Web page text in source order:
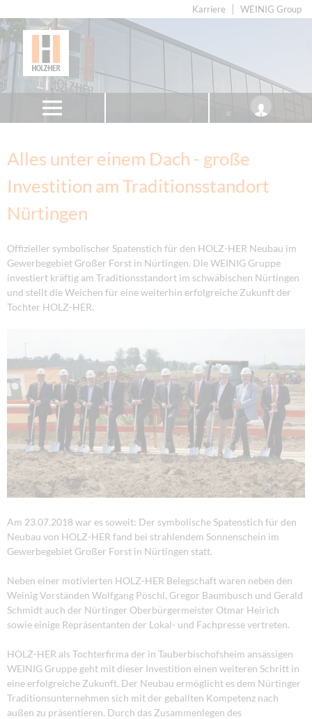
Karriere WEINIG Group
Alles unter einem Dach - große
Investition am Traditionsstandort
Nürtingen
Offizieller symbolischer Spatenstich für den HOLZ-HER Neubau im
Gewerbegebiet Großer Forst in Nürtingen. Die WEINIG Gruppe
investiert kräftig am Traditionsstandort im schwäbischen Nürtingen
und stellt die Weichen für eine weiterhin erfolgreiche Zukunft der
Tochter HOLZ-HER.
Am 23.07.2018 war es soweit: Der symbolische Spatenstich für den
Neubau von HOLZ-HER fand bei strahlendem Sonnenschein im
Gewerbegebiet Großer Forst in Nürtingen statt.
Neben einer motivierten HOLZ-HER Belegschaft waren neben den
Weinig Vorständen Wolfgang Pöschl, Gregor Baumbusch und Gerald
Schmidt auch der Nürtinger Oberbürgermeister Otmar Heirich
sowie einige Repräsentanten der Lokal- und Fachpresse vertreten.
HOLZ-HER als Tochterfirma der in Tauberbischofsheim ansässigen
WEINIG Gruppe geht mit dieser Investition einen weiteren Schritt in
eine erfolgreiche Zukunft. Der Neubau ermöglicht es dem Nürtinger
Traditionsunternehmen sich mit der geballten Kompetenz nach
außen zu präsentieren. Durch das Zusammenlegen des